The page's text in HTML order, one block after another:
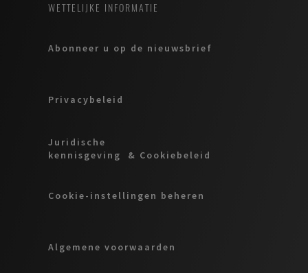
WETTELIJKE INFORMATIE
Abonneer u op de nieuwsbrief
Privacybeleid
Juridische
kennisgeving & Cookiebeleid
Cookie-instellingen beheren
Algemene voorwaarden